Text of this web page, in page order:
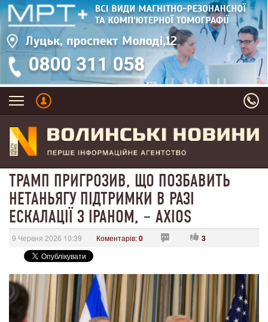
ТРАМП ПРИГРОЗИВ, ЩО ПОЗБАВИТЬ
НЕТАНЬЯГУ ПІДТРИМКИ В РАЗІ
ЕСКАЛАЦІЇ З ІРАНОМ, – AXIOS
9 Червня 2026 10:39 Коментарів:0 3